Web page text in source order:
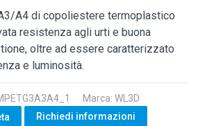
A4 di copoliestere termoplastico
resistenza agli urti e buona
oltre ad essere caratterizzato
e luminosità.
Marca: WL3D
Richiedi informazioni